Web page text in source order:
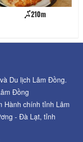
210m
Du lịch Lâm Đồng.
Đồng
Hành chính tỉnh Lâm
- Đà Lạt, tỉnh